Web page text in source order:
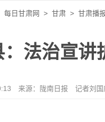
每日甘肃网 > 甘肃 > 甘肃播
：法治宣讲
来源：陇南日报 记者刘